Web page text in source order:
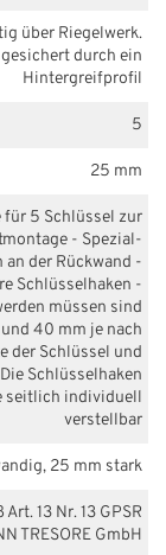
über Riegelwerk.
durch ein
Hintergreifprofil
5
25 mm
für 5 Schlüssel zur
- Spezial-
der Rückwand -
Schlüsselhaken -
müssen sind
40 mm je nach
der Schlüssel und
Schlüsselhaken
seitlich individuell
verstellbar
25 mm stark
13 Nr. 13 GPSR
TRESORE GmbH